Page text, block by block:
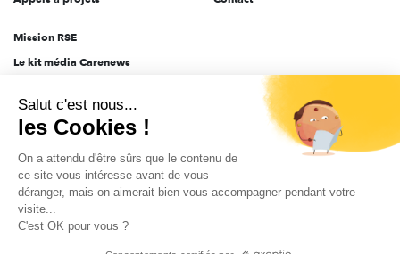
Mission RSE
Le kit média Carenews
AEF info
Novethic
PRODURABLE
Inclusiv Day
Salut c'est nous...
les Cookies !
On a attendu d'être sûrs que le contenu de
ce site vous intéresse avant de vous
déranger, mais on aimerait bien vous accompagner pendant votre
visite...
C'est OK pour vous ?